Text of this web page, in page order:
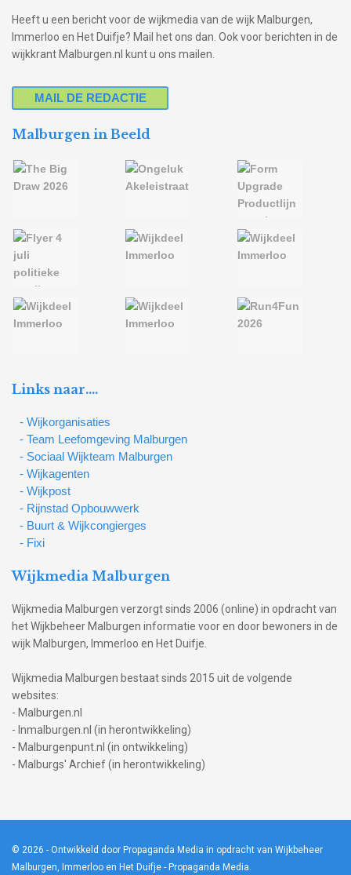
Heeft u een bericht voor de wijkmedia van de wijk Malburgen,
Immerloo en Het Duifje? Mail het ons dan. Ook voor berichten in de
wijkkrant Malburgen.nl kunt u ons mailen.
MAIL DE REDACTIE
Malburgen in Beeld
Links naar….
- Wijkorganisaties
- Team Leefomgeving Malburgen
- Sociaal Wijkteam Malburgen
- Wijkagenten
- Wijkpost
- Rijnstad Opbouwwerk
- Buurt & Wijkcongierges
- Fixi
Wijkmedia Malburgen
Wijkmedia Malburgen verzorgt sinds 2006 (online) in opdracht van
het Wijkbeheer Malburgen informatie voor en door bewoners in de
wijk Malburgen, Immerloo en Het Duifje.
Wijkmedia Malburgen bestaat sinds 2015 uit de volgende
websites:
- Malburgen.nl
- Inmalburgen.nl (in herontwikkeling)
- Malburgenpunt.nl (in ontwikkeling)
- Malburgs' Archief (in herontwikkeling)
© 2026 - Ontwikkeld door Propaganda Media in opdracht van Wijkbeheer
Malburgen, Immerloo en Het Duifje - Propaganda Media.